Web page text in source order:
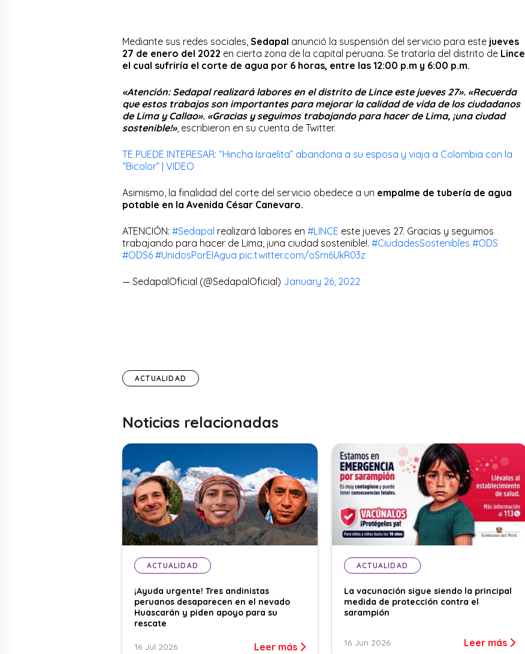
Mediante sus redes sociales, Sedapal anunció la suspensión del servicio para este jueves
27 de enero del 2022 en cierta zona de la capital peruana. Se trataría del distrito de Lince
el cual sufriría el corte de agua por 6 horas, entre las 12:00 p.m y 6:00 p.m.
«Atención: Sedapal realizará labores en el distrito de Lince este jueves 27». «Recuerda
que estos trabajos son importantes para mejorar la calidad de vida de los ciudadanos
de Lima y Callao». «Gracias y seguimos trabajando para hacer de Lima, ¡una ciudad
sostenible!», escribieron en su cuenta de Twitter.
TE PUEDE INTERESAR: “Hincha Israelita” abandona a su esposa y viaja a Colombia con la
“Bicolor” | VIDEO
Asimismo, la finalidad del corte del servicio obedece a un empalme de tubería de agua
potable en la Avenida César Canevaro.
ATENCIÓN: #Sedapal realizará labores en #LINCE este jueves 27. Gracias y seguimos
trabajando para hacer de Lima, ¡una ciudad sostenible!. #CiudadesSostenibles #ODS
#ODS6 #UnidosPorElAgua pic.twitter.com/oSm6UkR03z
— SedapalOficial (@SedapalOficial) January 26, 2022
ACTUALIDAD
Noticias relacionadas
ACTUALIDAD
¡Ayuda urgente! Tres andinistas
peruanos desaparecen en el nevado
Huascarán y piden apoyo para su
rescate
16 Jul 2026 Leer más
ACTUALIDAD
La vacunación sigue siendo la principal
medida de protección contra el
sarampión
16 Jun 2026 Leer más